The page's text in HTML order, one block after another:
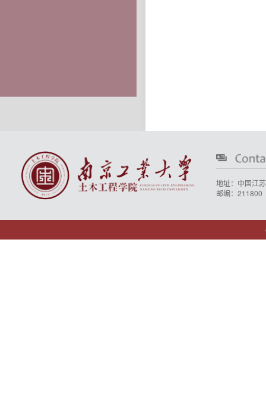
地址：中国江
邮编：